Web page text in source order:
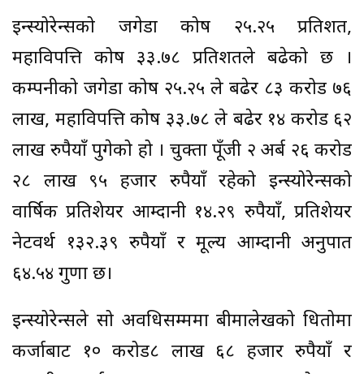
इन्स्योरेन्सको जगेडा कोष २५.२५ प्रतिशत,
महाविपत्ति कोष ३३.७८ प्रतिशतले बढेको छ ।
कम्पनीको जगेडा कोष २५.२५ ले बढेर ८३ करोड ७६
लाख, महाविपत्ति कोष ३३.७८ ले बढेर १४ करोड ६२
लाख रुपैयाँ पुगेको हो । चुक्ता पूँजी २ अर्ब २६ करोड
२८ लाख ९५ हजार रुपैयाँ रहेको इन्स्योरेन्सको
वार्षिक प्रतिशेयर आम्दानी १४.२९ रुपैयाँ, प्रतिशेयर
नेटवर्थ १३२.३९ रुपैयाँ र मूल्य आम्दानी अनुपात
६४.५४ गुणा छ।
इन्स्योरेन्सले सो अवधिसम्ममा बीमालेखको धितोमा
कर्जाबाट १० करोड८ लाख ६८ हजार रुपैयाँ र